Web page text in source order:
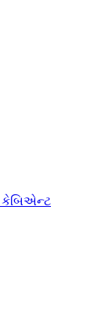
કેબિએન્ટ